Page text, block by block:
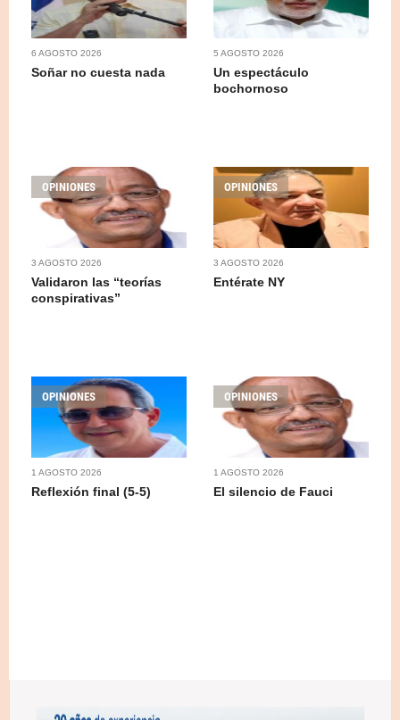
6 AGOSTO 2026
Soñar no cuesta nada
5 AGOSTO 2026
Un espectáculo
bochornoso
OPINIONES
3 AGOSTO 2026
Validaron las “teorías
conspirativas”
OPINIONES
3 AGOSTO 2026
Entérate NY
OPINIONES
1 AGOSTO 2026
Reflexión final (5-5)
OPINIONES
1 AGOSTO 2026
El silencio de Fauci